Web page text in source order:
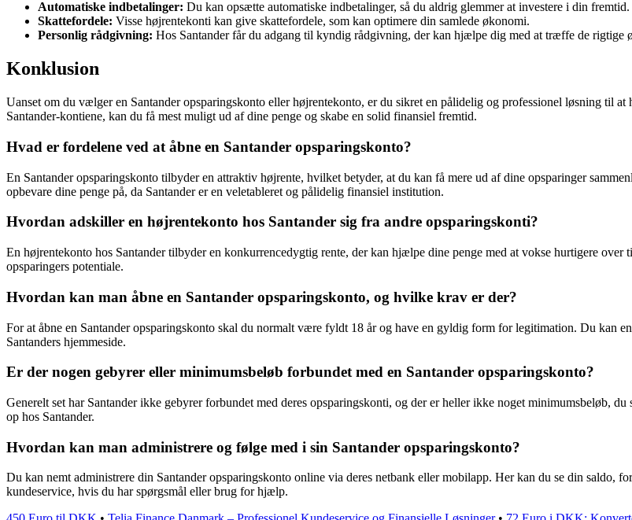
Automatiske indbetalinger: Du kan opsætte automatiske indbetalinger, så du aldrig glemmer at investere i din fremtid.
Skattefordele: Visse højrentekonti kan give skattefordele, som kan optimere din samlede økonomi.
Personlig rådgivning: Hos Santander får du adgang til kyndig rådgivning, der kan hjælpe dig med at træffe de rigtige
Konklusion
Uanset om du vælger en Santander opsparingskonto eller højrentekonto, er du sikret en pålidelig og professionel løsning til
Santander-kontiene, kan du få mest muligt ud af dine penge og skabe en solid finansiel fremtid.
Hvad er fordelene ved at åbne en Santander opsparingskonto?
En Santander opsparingskonto tilbyder en attraktiv højrente, hvilket betyder, at du kan få mere ud af dine opsparinger
opbevare dine penge på, da Santander er en veletableret og pålidelig finansiel institution.
Hvordan adskiller en højrentekonto hos Santander sig fra andre opsparingskonti?
En højrentekonto hos Santander tilbyder en konkurrencedygtig rente, der kan hjælpe dine penge med at vokse hurtigere
opsparingers potentiale.
Hvordan kan man åbne en Santander opsparingskonto, og hvilke krav er der?
For at åbne en Santander opsparingskonto skal du normalt være fyldt 18 år og have en gyldig form for legitimation. Du kan
Santanders hjemmeside.
Er der nogen gebyrer eller minimumsbeløb forbundet med en Santander opsparingskonto?
Generelt set har Santander ikke gebyrer forbundet med deres opsparingskonti, og der er heller ikke noget minimumsbeløb,
op hos Santander.
Hvordan kan man administrere og følge med i sin Santander opsparingskonto?
Du kan nemt administrere din Santander opsparingskonto online via deres netbank eller mobilapp. Her kan du se din saldo,
kundeservice, hvis du har spørgsmål eller brug for hjælp.